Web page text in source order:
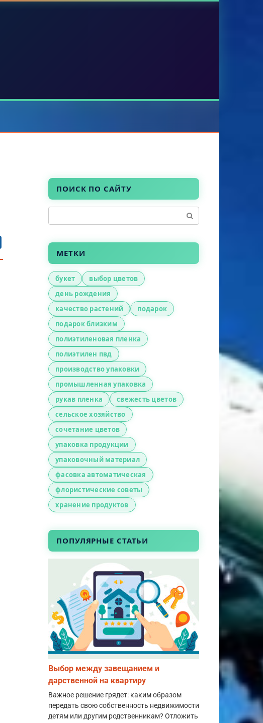
ПОИСК ПО САЙТУ
МЕТКИ
букет
выбор цветов
день рождения
качество растений
подарок
подарок близким
полиэтиленовая пленка
полиэтилен пвд
производство упаковки
промышленная упаковка
рукав пленка
свежесть цветов
сельское хозяйство
сочетание цветов
упаковка продукции
упаковочный материал
фасовка автоматическая
флористические советы
хранение продуктов
ПОПУЛЯРНЫЕ СТАТЬИ
Выбор между завещанием и
дарственной на квартиру
Важное решение грядет: каким образом
передать свою собственность недвижимости
детям или другим родственникам? Отложить